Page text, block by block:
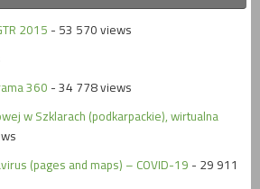
2015 - 53 570 views
360 - 34 778 views
w Szklarach (podkarpackie), wirtualna
(pages and maps) – COVID-19 - 29 911